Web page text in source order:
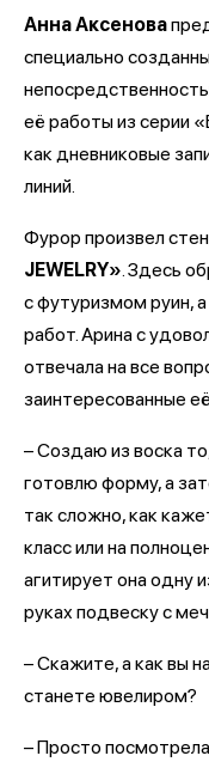
Анна Аксенова
специально
её работы из серии
как дневниковые
линий.
Фурор произвел
JEWELRY». Здесь
с футуризмом руин,
работ. Арина с
отвечала на все
заинтересованные
– Создаю из воска
готовлю форму, а
так сложно, как
класс или на
агитирует она одну
руках подвеску с
– Скажите, а как вы
станете ювелиром?
– Просто